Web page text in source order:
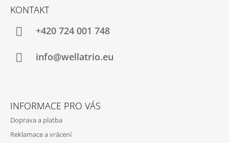
KONTAKT
+420 724 001 748
info@wellatrio.eu
INFORMACE PRO VÁS
Doprava a platba
Reklamace a vrácení